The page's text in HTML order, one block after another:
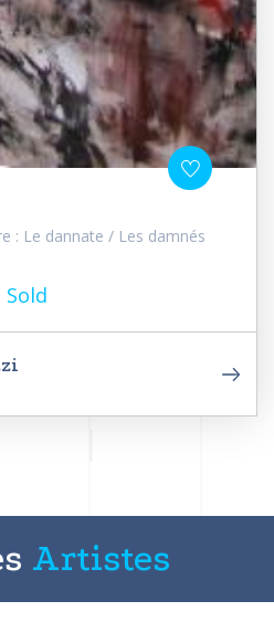
: Le dannate / Les damnés
Sold
Artistes